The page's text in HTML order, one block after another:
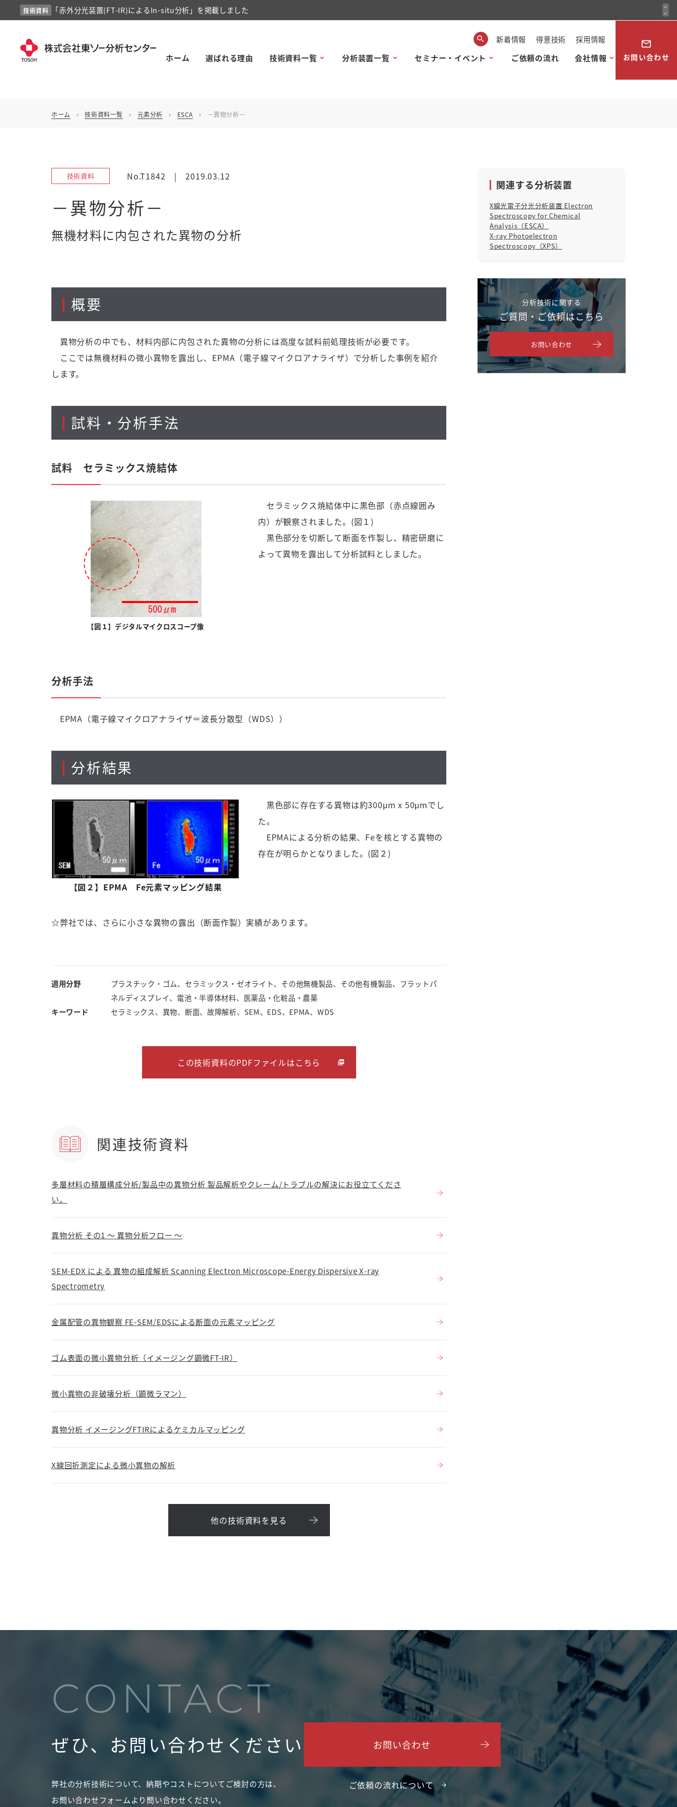
技術資料 「赤外分光装置(FT-IR)によるIn-situ分析」を掲載しました
expand_less
expand_more
新着情報 得意技術
採用情報
ホーム
選ばれる理由 技術資料一覧 分析装置一覧 セミナー・イベント ご依頼の流れ 会社情報
mail_outline
お問い合わせ
ホーム chevron_right 技術資料一覧 chevron_right 元素分析 chevron_right ESCA chevron_right －異物分析－
技術資料 No.T1842 | 2019.03.12
－異物分析－
無機材料に内包された異物の分析
概要
異物分析の中でも、材料内部に内包された異物の分析には高度な試料前処理技術が必要です。
ここでは無機材料の微小異物を露出し、EPMA（電子線マイクロアナライザ）で分析した事例を紹介
します。
試料・分析手法
試料 セラミックス焼結体
【図１】デジタルマイクロスコープ像
セラミックス焼結体中に黒色部（赤点線囲み
内）が観察されました。(図１)
黒色部分を切断して断面を作製し、精密研磨に
よって異物を露出して分析試料としました。
分析手法
EPMA（電子線マイクロアナライザ＝波長分散型（WDS））
分析結果
【図２】EPMA Fe元素マッピング結果
黒色部に存在する異物は約300μm x 50μmでし
た。
EPMAによる分析の結果、Feを核とする異物の
存在が明らかとなりました。(図２)
☆弊社では、さらに小さな異物の露出（断面作製）実績があります。
適用分野
プラスチック・ゴム、セラミックス・ゼオライト、その他無機製品、その他有機製品、フラットパ
ネルディスプレイ、電池・半導体材料、医薬品・化粧品・農薬
キーワード
セラミックス、異物、断面、故障解析、SEM、EDS、EPMA、WDS
この技術資料のPDFファイルはこちら
関連技術資料
多層材料の積層構成分析/製品中の異物分析 製品解析やクレーム/トラブルの解決にお役立てくださ
い。
異物分析 その1 ～ 異物分析フロー ～
SEM-EDX による 異物の組成解析 Scanning Electron Microscope-Energy Dispersive X-ray
Spectrometry
金属配管の異物観察 FE-SEM/EDSによる断面の元素マッピング
ゴム表面の微小異物分析（イメージング顕微FT-IR）
微小異物の非破壊分析（顕微ラマン）
異物分析 イメージングFTIRによるケミカルマッピング
X線回折測定による微小異物の解析
他の技術資料を見る
関連する分析装置
X線光電子分光分析装置 Electron
Spectroscopy for Chemical
Analysis（ESCA）
X-ray Photoelectron
Spectroscopy（XPS）
分析技術に関する
ご質問・ご依頼はこちら
お問い合わせ
CONTACT
ぜひ、お問い合わせください
弊社の分析技術について、納期やコストについてご検討の方は、
お問い合わせフォームより問い合わせください。
お問い合わせ
ご依頼の流れについて